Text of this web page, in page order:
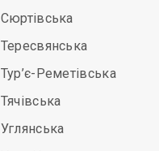
Сюртівська
Тересвянська
Тур’є-Реметівська
Тячівська
Углянська